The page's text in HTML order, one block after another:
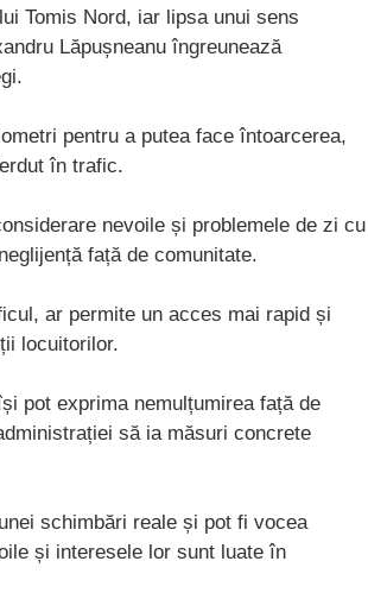
Tomis Nord, iar lipsa unui sens
Lăpușneanu îngreunează
pentru a putea face întoarcerea,
în trafic.
nevoile și problemele de zi cu
față de comunitate.
ar permite un acces mai rapid și
locuitorilor.
pot exprima nemulțumirea față de
să ia măsuri concrete
schimbări reale și pot fi vocea
și interesele lor sunt luate în